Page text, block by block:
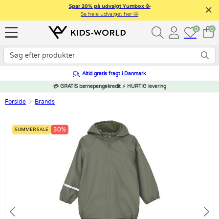
Spar 20% på udvalgt Yumbox 🥳
Se hele udvalget her 🤩
0 0
Altid gratis fragt i Danmark
💳 GRATIS børnepengekredit ⚡ HURTIG levering
Forside Brands
SUMMER SALE 30%